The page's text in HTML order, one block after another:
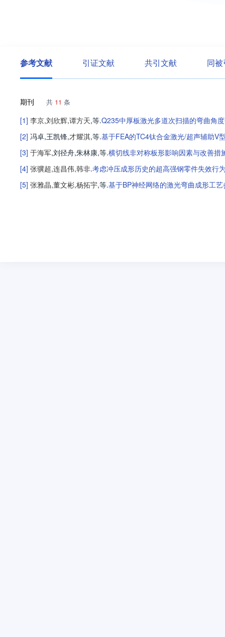
参考文献 引证文献 共引文献 同
期刊 共 11 条
[1] 李京,刘欣辉,谭方天,等.Q235中厚板激光多道次扫描的弯曲角
[2] 冯卓,王凯锋,才耀淇,等.基于FEA的TC4钛合金激光/超声辅助V
[3] 于海军,刘径舟,朱林康,等.横切线非对称板形影响因素与改善措
[4] 张骥超,连昌伟,韩非.考虑冲压成形历史的超高强钢零件失效行
[5] 张雅晶,董文彬,杨拓宇,等.基于BP神经网络的激光弯曲成形工